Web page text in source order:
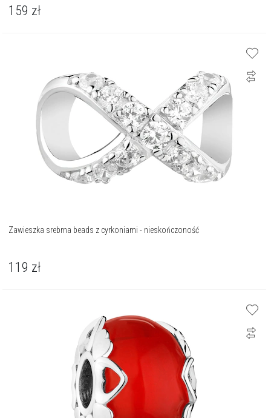
159 zł
Zawieszka srebrna beads z cyrkoniami - nieskończoność
119 zł